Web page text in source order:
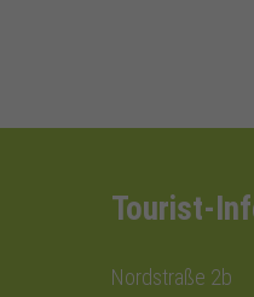
Tourist-
Nordstraße 2b